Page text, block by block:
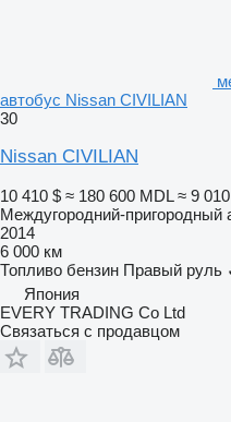
автобус Nissan CIVILIAN
30
Nissan CIVILIAN
10 410 $ ≈ 180 600 MDL ≈ 9
Междугородний-пригородный
2014
6 000 км
Топливо бензин Правый руль
Япония
EVERY TRADING Co Ltd
Связаться с продавцом